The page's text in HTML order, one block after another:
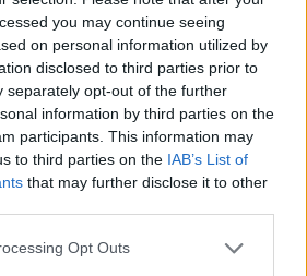
you may continue seeing
on personal information utilized by
disclosed to third parties prior to
separately opt-out of the further
information by third parties on the
participants. This information may
to third parties on the IAB’s List of
that may further disclose it to other
Opt Outs
Téléchargement
Vidéos
plaisir musical :
apprenez la guitare chez